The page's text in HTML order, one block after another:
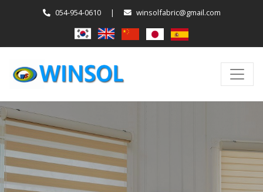
054-954-0610 | winsolfabric@gmail.com